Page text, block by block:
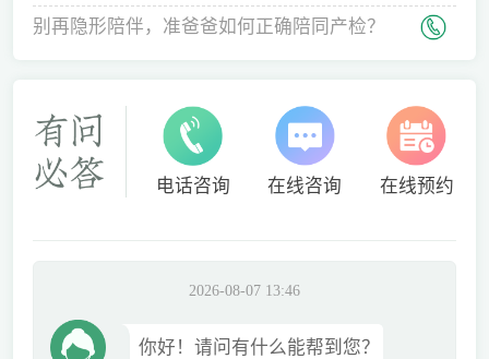
间
别再隐形陪伴，准爸爸如何正确陪同产检？
电话咨询 在线咨询 在线预约
2026-08-07 13:46
你好！请问有什么能帮到您？